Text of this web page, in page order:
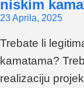
niskim
23 Aprila, 2025
Trebate li
kamatama?
realizaciju